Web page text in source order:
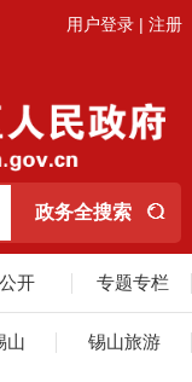
用户登录 | 注册
开 专题专栏
山 锡山旅游